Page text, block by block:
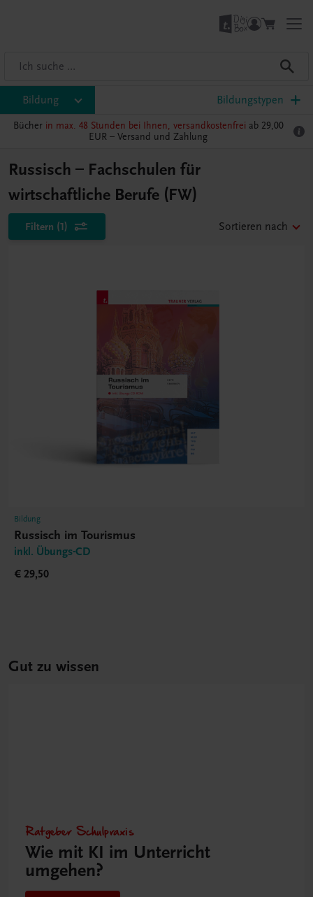
Bildung Bildungstypen
Bücher in max. 48 Stunden bei Ihnen, versandkostenfrei ab 29,00
EUR – Versand und Zahlung
Russisch – Fachschulen für
wirtschaftliche Berufe (FW)
Filtern (1) Sortieren nach
Bildung
Russisch im Tourismus
inkl. Übungs-CD
€ 29,50
Gut zu wissen
Ratgeber Schulpraxis
Wie mit KI im Unterricht
umgehen?